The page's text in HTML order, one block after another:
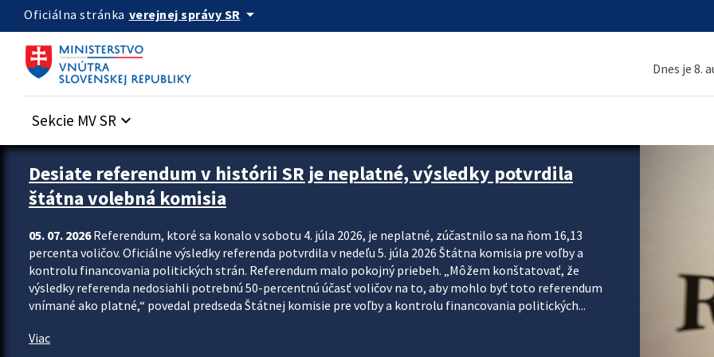
Preskocit na hlavný obsah
Oficiálna stránka verejnej správy SR arrow_drop_down
Dnes je 8.
Sekcie MV SR keyboard_arrow_down
Zastavit automatický posun upútavok
Desiate referendum v histórii SR je neplatné, výsledky potvrdila
štátna volebná komisia
05. 07. 2026Referendum, ktoré sa konalo v sobotu 4. júla 2026, je neplatné, zúčastnilo sa na ňom 16,13
percenta voličov. Oficiálne výsledky referenda potvrdila v nedeľu 5. júla 2026 Štátna komisia pre voľby a
kontrolu financovania politických strán. Referendum malo pokojný priebeh. „Môžem konštatovať, že
výsledky referenda nedosiahli potrebnú 50-percentnú účasť voličov na to, aby mohlo byť toto referendum
vnímané ako platné,“ povedal predseda Štátnej komisie pre voľby a kontrolu financovania politických...
Viac